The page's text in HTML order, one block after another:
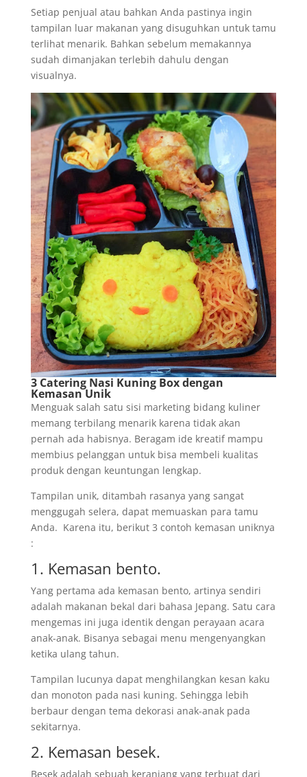
Setiap penjual atau bahkan Anda pastinya ingin
tampilan luar makanan yang disuguhkan untuk tamu
terlihat menarik. Bahkan sebelum memakannya
sudah dimanjakan terlebih dahulu dengan
visualnya.
3 Catering Nasi Kuning Box dengan
Kemasan Unik
Menguak salah satu sisi marketing bidang kuliner
memang terbilang menarik karena tidak akan
pernah ada habisnya. Beragam ide kreatif mampu
membius pelanggan untuk bisa membeli kualitas
produk dengan keuntungan lengkap.
Tampilan unik, ditambah rasanya yang sangat
menggugah selera, dapat memuaskan para tamu
Anda. Karena itu, berikut 3 contoh kemasan uniknya
:
1. Kemasan bento.
Yang pertama ada kemasan bento, artinya sendiri
adalah makanan bekal dari bahasa Jepang. Satu cara
mengemas ini juga identik dengan perayaan acara
anak-anak. Bisanya sebagai menu mengenyangkan
ketika ulang tahun.
Tampilan lucunya dapat menghilangkan kesan kaku
dan monoton pada nasi kuning. Sehingga lebih
berbaur dengan tema dekorasi anak-anak pada
sekitarnya.
2. Kemasan besek.
Besek adalah sebuah keranjang yang terbuat dari